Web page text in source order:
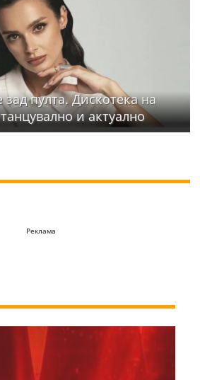
пулта. Дискотека на
и актуално
Реклама